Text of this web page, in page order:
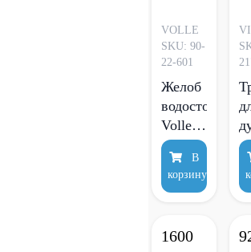
VOLLE
SKU: 90-
22-601
Желоб
водосточный
Volle
60 см
В
корзину
1600